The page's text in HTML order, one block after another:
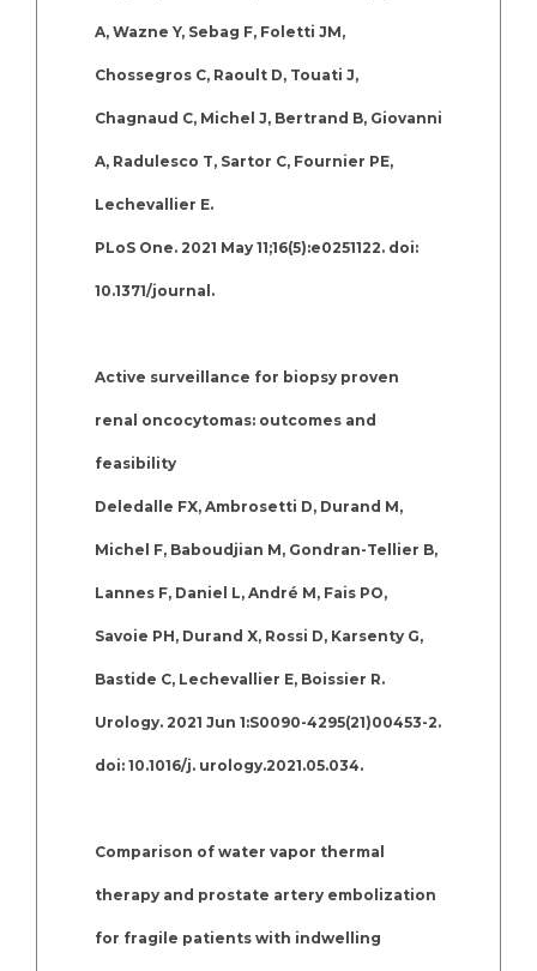
A, Wazne Y, Sebag F, Foletti JM,
Chossegros C, Raoult D, Touati J,
Chagnaud C, Michel J, Bertrand B, Giovanni
A, Radulesco T, Sartor C, Fournier PE,
Lechevallier E.
PLoS One. 2021 May 11;16(5):e0251122. doi:
10.1371/journal.
Active surveillance for biopsy proven
renal oncocytomas: outcomes and
feasibility
Deledalle FX, Ambrosetti D, Durand M,
Michel F, Baboudjian M, Gondran-Tellier B,
Lannes F, Daniel L, André M, Fais PO,
Savoie PH, Durand X, Rossi D, Karsenty G,
Bastide C, Lechevallier E, Boissier R.
Urology. 2021 Jun 1:S0090-4295(21)00453-2.
doi: 10.1016/j. urology.2021.05.034.
Comparison of water vapor thermal
therapy and prostate artery embolization
for fragile patients with indwelling